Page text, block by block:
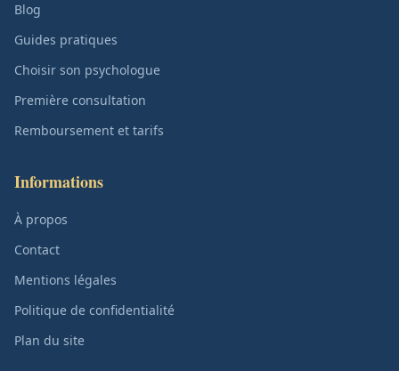
Blog
Guides pratiques
Choisir son psychologue
Première consultation
Remboursement et tarifs
Informations
À propos
Contact
Mentions légales
Politique de confidentialité
Plan du site